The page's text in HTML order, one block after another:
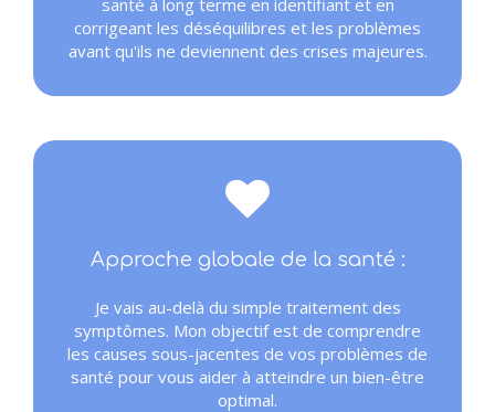
santé à long terme en identifiant et en
corrigeant les déséquilibres et les problèmes
avant qu'ils ne deviennent des crises majeures.
Approche globale de la santé :
Je vais au-delà du simple traitement des
symptômes. Mon objectif est de comprendre
les causes sous-jacentes de vos problèmes de
santé pour vous aider à atteindre un bien-être
optimal.